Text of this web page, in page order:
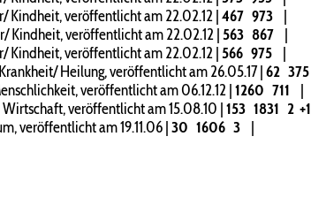
Kindheit, veröffentlicht am 22.02.12 |467 973
|
Kindheit, veröffentlicht am 22.02.12 | 563 867
|
Kindheit, veröffentlicht am 22.02.12 | 566 975
|
Heilung, veröffentlicht am 26.05.17|62 375
veröffentlicht am 06.12.12 |1260 711
|
veröffentlicht am 15.08.10 |153 1831 2 +1
veröffentlicht am 19.11.06|30 1606 3
|